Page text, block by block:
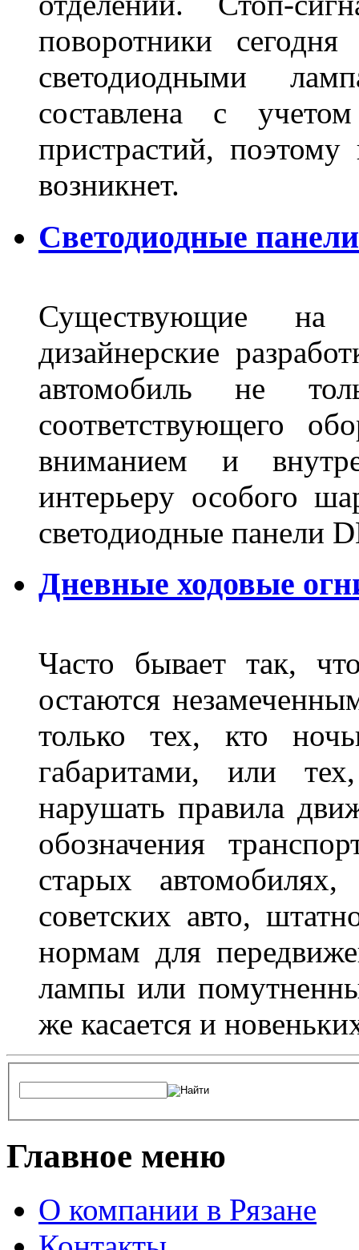
поворотники
светодиодными
составлена с
пристрастий,
возникнет.
Светодиодные
Существующие
дизайнерские
автомобиль не
соответствующего
вниманием и
интерьеру особого
светодиодные панели
Дневные ходовые
Часто бывает так,
остаются
только тех, кто
габаритами, или
нарушать правила
обозначения
старых
советских авто,
нормам для
лампы или
же касается и
Главное меню
О компании в Рязане